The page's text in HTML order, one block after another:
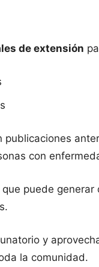
de extensión
con
puede
y
la comunidad.